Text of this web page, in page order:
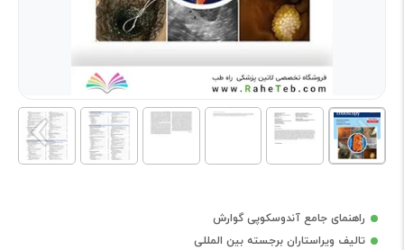
راهنمای جامع آندوسکوپی گوارش
تالیف ویراستاران برجسته بین المللی